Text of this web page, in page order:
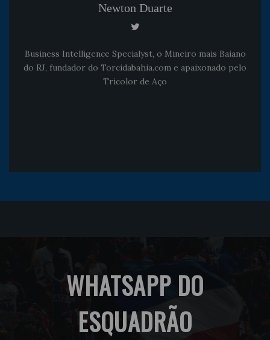
Newton Duarte
Business Intelligence Specialyst, o Mineiro mais Baiano
do RJ, fundador do Torcidabahia.com e apaixonado pelo
Tricolor de Aço
WHATSAPP DO
ESQUADRÃO